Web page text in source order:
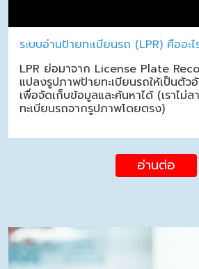
ระบบอ่านป้ายทะเบียนรถ (LPR) คืออะไ
LPR ย่อมาจาก License Plate
แปลงรูปภาพป้ายทะเบียนรถให้เป็นตัว
เพื่อจัดเก็บข้อมูลและค้นหาได้ (เราไม่ส
ทะเบียนรถจากรูปภาพโดยตรง)
อ่านต่อ